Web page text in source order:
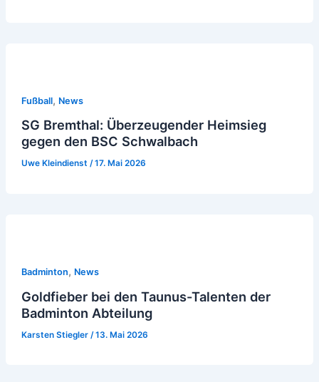
Fußball, News
SG Bremthal: Überzeugender Heimsieg
gegen den BSC Schwalbach
Uwe Kleindienst /17. Mai 2026
Badminton, News
Goldfieber bei den Taunus-Talenten der
Badminton Abteilung
Karsten Stiegler /13. Mai 2026